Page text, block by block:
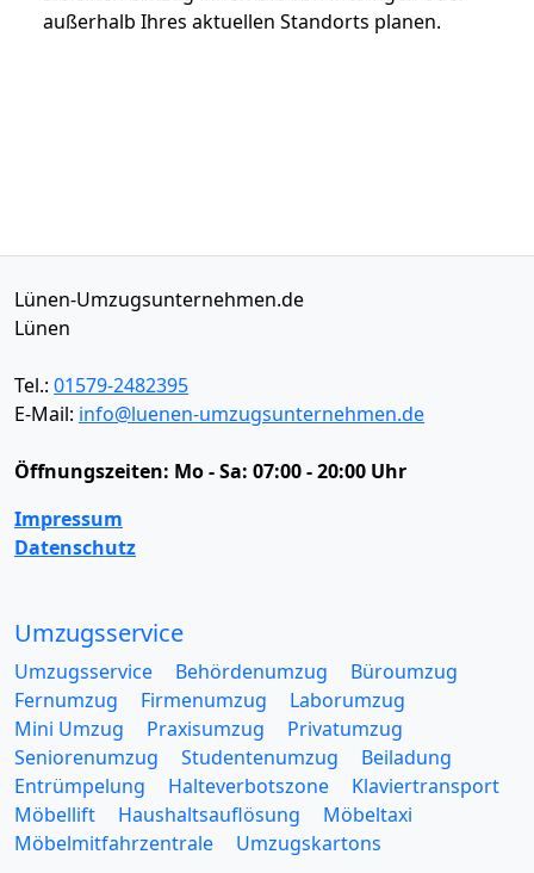
außerhalb Ihres aktuellen Standorts planen.
Lünen-Umzugsunternehmen.de
Lünen
Tel.: 01579-2482395
E-Mail: info@luenen-umzugsunternehmen.de
Öffnungszeiten: Mo - Sa: 07:00 - 20:00 Uhr
Impressum
Datenschutz
Umzugsservice
Umzugsservice Behördenumzug
Büroumzug
Fernumzug
Firmenumzug
Laborumzug
Mini Umzug
Praxisumzug
Privatumzug
Seniorenumzug
Studentenumzug
Beiladung
Entrümpelung
Halteverbotszone
Klaviertransport
Möbellift
Haushaltsauflösung
Möbeltaxi
Möbelmitfahrzentrale
Umzugskartons